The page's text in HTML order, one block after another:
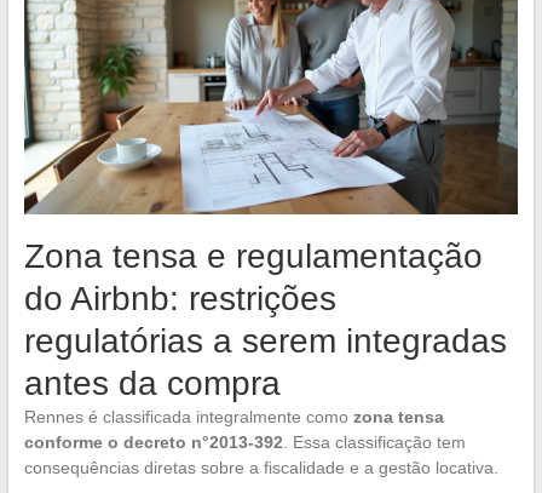
Zona tensa e regulamentação
do Airbnb: restrições
regulatórias a serem integradas
antes da compra
Rennes é classificada integralmente como zona tensa
conforme o decreto n°2013-392 . Essa classificação tem
consequências diretas sobre a fiscalidade e a gestão locativa.